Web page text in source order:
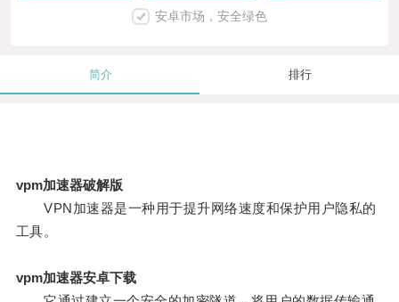
安卓市场，安全绿色
简介 排行
vpm加速器破解版
VPN加速器是一种用于提升网络速度和保护用户隐私的
工具。
vpm加速器安卓下载